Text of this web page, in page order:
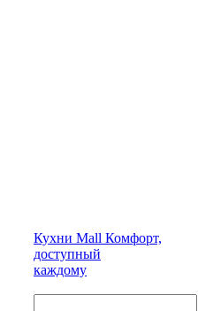
Кухни Mall Комфорт,
доступный
каждому